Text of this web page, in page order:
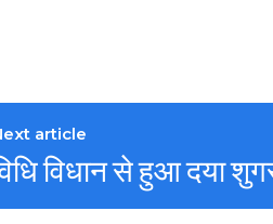
article
विधान से हुआ दया